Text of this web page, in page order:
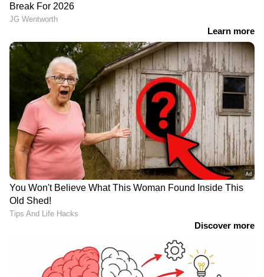
ബ്രെസയുടെയും വിക്ടോറിയസിന്റെയും
വിൽപ്പന
മാരുതി ബ്രെസയും വിക്ടോറിയസും ആറും
ഏഴും സ്ഥാനങ്ങൾ നേടി. ബ്രെസയുടെ വിൽപ്പന
14,124 യൂണിറ്റുകളായി, 17 ശതമാനം ഇടിവ്.
ഹ്യുണ്ടായി വെന്യു ശക്തമായ തിരിച്ചുവരവ്
നടത്തി, വിൽപ്പനയിൽ 56 ശതമാനം വർധനവ്
രേഖപ്പെടുത്തി 12,420 യൂണിറ്റുകളായി. കിയ
സെൽറ്റോസും കിയ സോനെറ്റും ആദ്യ പത്തിൽ
ഇടം നേടി. രണ്ട് മോഡലുകളും വിൽപ്പനയിൽ
ഗണ്യമായ വളർച്ച കൈവരിച്ചു, ഇത് എസ്‌യുവി
വിപണിയിൽ മത്സരം കൂടുതൽ ശക്തമാക്കി.
ഒഴിയാതെ കുട്ടനാട്ടുകാര്‍; വെള്ളം
News@1PM | ഒരുമണി വാർത്ത
വിശദമായി | 08 August 2026